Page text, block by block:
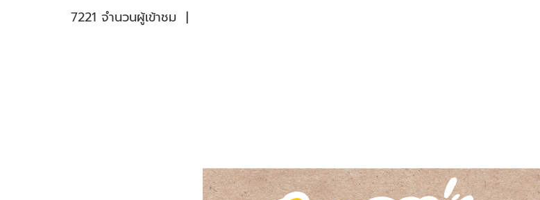
7221 จำนวนผู้เข้าชม |